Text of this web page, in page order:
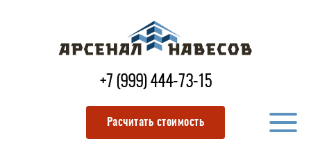
+7 (999) 444-73-15
Расчитать стоимость